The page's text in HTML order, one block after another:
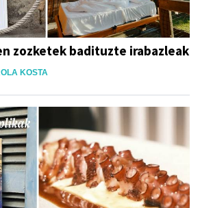
zozketek badituzte irabazleak
KOSTA